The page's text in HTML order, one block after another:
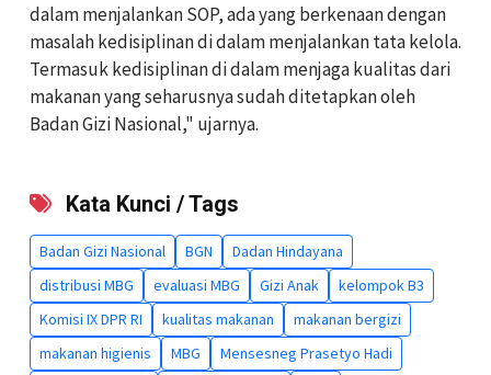
dalam menjalankan SOP, ada yang berkenaan dengan
masalah kedisiplinan di dalam menjalankan tata kelola.
Termasuk kedisiplinan di dalam menjaga kualitas dari
makanan yang seharusnya sudah ditetapkan oleh
Badan Gizi Nasional," ujarnya.
Kata Kunci / Tags
Badan Gizi Nasional BGN
Dadan Hindayana
distribusi MBG
evaluasi MBG Gizi Anak
kelompok B3
Komisi IX DPR RI
kualitas makanan
makanan bergizi
makanan higienis
MBG
Mensesneg Prasetyo Hadi